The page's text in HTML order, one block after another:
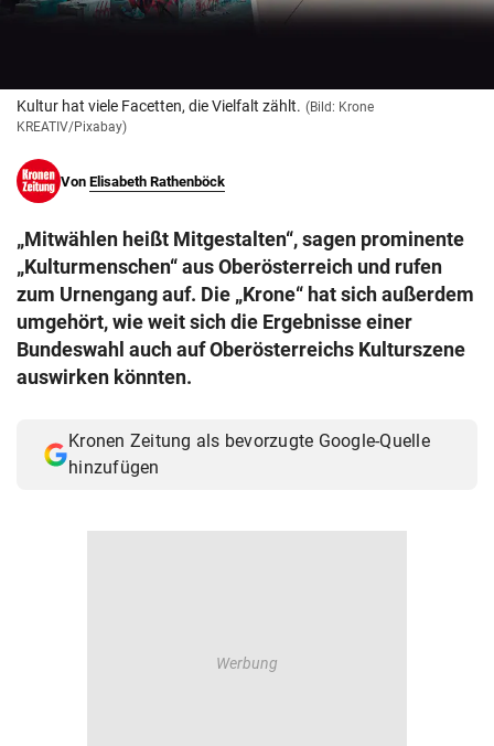
© Krone Multimedia GmbH & Co KG 2026
Kultur hat viele Facetten, die Vielfalt zählt. (Bild: Krone
KREATIV/Pixabay)
Von Elisabeth Rathenböck
„Mitwählen heißt Mitgestalten“, sagen prominente
„Kulturmenschen“ aus Oberösterreich und rufen
zum Urnengang auf. Die „Krone“ hat sich außerdem
umgehört, wie weit sich die Ergebnisse einer
Bundeswahl auch auf Oberösterreichs Kulturszene
auswirken könnten.
Kronen Zeitung als bevorzugte Google-Quelle
hinzufügen